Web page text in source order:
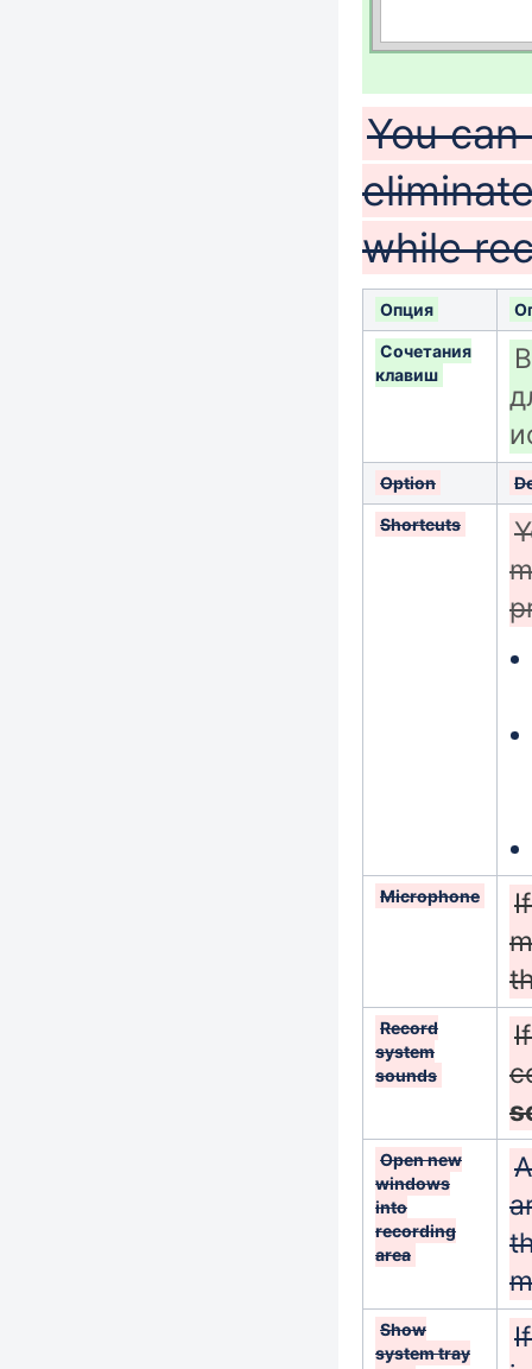
You
while
Опция
Сочетания
клавиш
Option
Shortcuts
Microphone
Record
system
sounds
Open new
windows
into
recording
area
Show
system tray